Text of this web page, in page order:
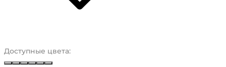
Доступные цвета: